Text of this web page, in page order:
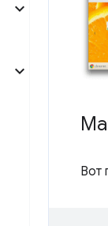
Вот